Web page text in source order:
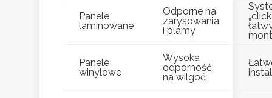
Panele
laminowane
Odporne na
zarysowania
i plamy
Panele
winylowe
Wysoka
odporność
na wilgoć